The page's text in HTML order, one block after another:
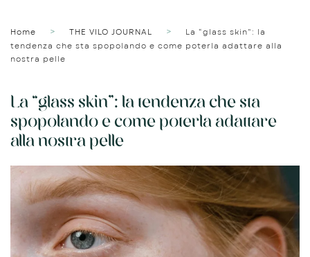
Home THE VILO JOURNAL
La “glass skin”: la
tendenza che sta spopolando e come poterla adattare alla
nostra pelle
La “glass skin”: la tendenza che sta
spopolando e come poterla adattare
alla nostra pelle